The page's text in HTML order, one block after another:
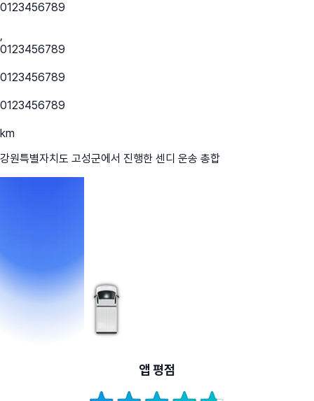
0123456789
,
0123456789
0123456789
0123456789
km
강원특별자치도 고성군에서 진행한 센디 운송 총합
앱 평점